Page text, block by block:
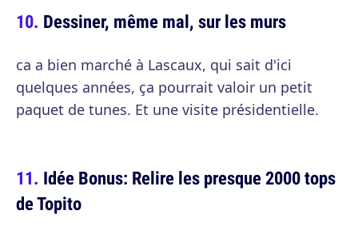
Dessiner, même mal, sur les murs
ca a bien marché à Lascaux, qui sait d'ici
quelques années, ça pourrait valoir un petit
paquet de tunes. Et une visite présidentielle.
Idée Bonus: Relire les presque 2000 tops
de Topito